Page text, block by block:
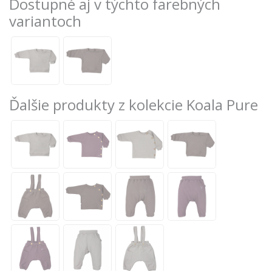
variantoch
Ďalšie produkty z kolekcie Koala Pure